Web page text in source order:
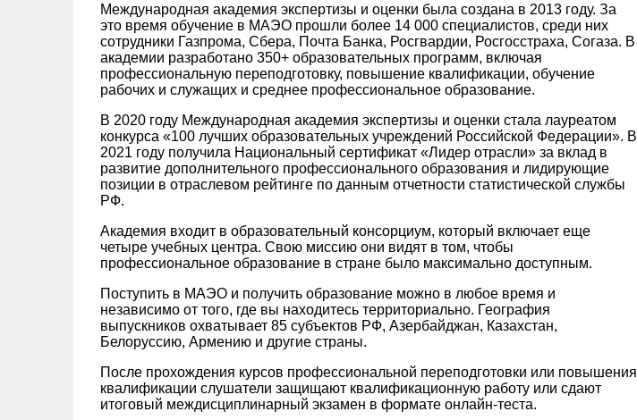
Международная академия экспертизы и оценки была создана в 2013 году. За
это время обучение в МАЭО прошли более 14 000 специалистов, среди них
сотрудники Газпрома, Сбера, Почта Банка, Росгвардии, Росгосстраха, Согаза. В
академии разработано 350+ образовательных программ, включая
профессиональную переподготовку, повышение квалификации, обучение
рабочих и служащих и среднее профессиональное образование.
В 2020 году Международная академия экспертизы и оценки стала лауреатом
конкурса «100 лучших образовательных учреждений Российской Федерации». В
2021 году получила Национальный сертификат «Лидер отрасли» за вклад в
развитие дополнительного профессионального образования и лидирующие
позиции в отраслевом рейтинге по данным отчетности статистической службы
РФ.
Академия входит в образовательный консорциум, который включает еще
четыре учебных центра. Свою миссию они видят в том, чтобы
профессиональное образование в стране было максимально доступным.
Поступить в МАЭО и получить образование можно в любое время и
независимо от того, где вы находитесь территориально. География
выпускников охватывает 85 субъектов РФ, Азербайджан, Казахстан,
Белоруссию, Армению и другие страны.
После прохождения курсов профессиональной переподготовки или повышения
квалификации слушатели защищают квалификационную работу или сдают
итоговый междисциплинарный экзамен в формате онлайн-теста.